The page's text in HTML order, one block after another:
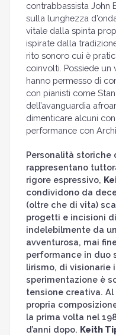
contrabbassista John
sulla lunghezza
vitale dalla spinta
ispirate dalla
rito sonoro cui è
coinvolti. Possiede un
hanno permesso di
con pianisti come
dell’avanguardia
dimenticare alcuni
performance con
Personalità storiche
rappresentano
rigore espressivo,
condividono da
(oltre che di vita)
progetti e incisioni
indelebilmente da
avventurosa, mai
performance in duo
lirismo, di visionarie
sperimentazione è
tensione creativa. Al
propria
la prima volta nel
d’anni dopo. Keith